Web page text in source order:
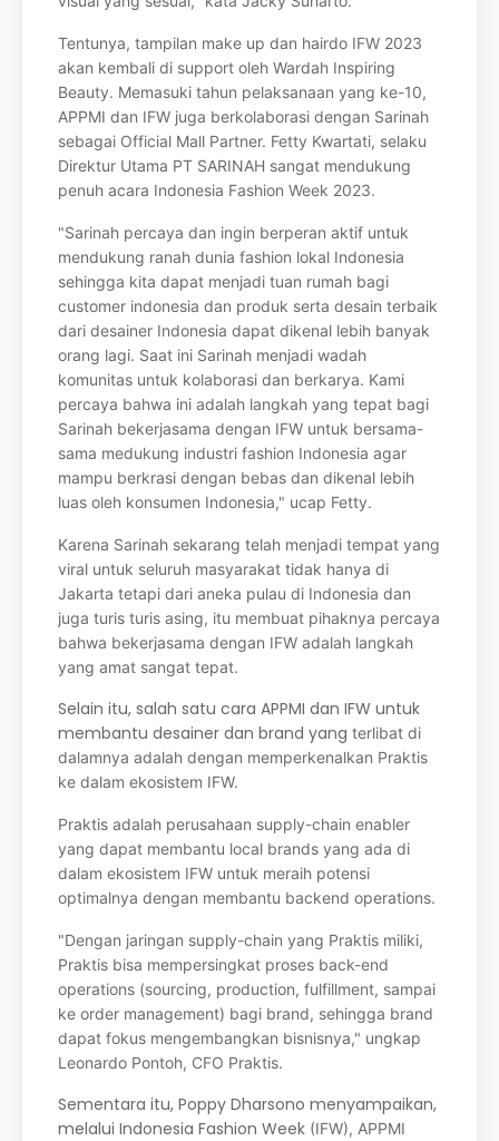
Tentunya, tampilan make up dan hairdo IFW 2023
akan kembali di support oleh Wardah Inspiring
Beauty. Memasuki tahun pelaksanaan yang ke-10,
APPMI dan IFW juga berkolaborasi dengan Sarinah
sebagai Official Mall Partner. Fetty Kwartati, selaku
Direktur Utama PT SARINAH sangat mendukung
penuh acara Indonesia Fashion Week 2023.
"Sarinah percaya dan ingin berperan aktif untuk
mendukung ranah dunia fashion lokal Indonesia
sehingga kita dapat menjadi tuan rumah bagi
customer indonesia dan produk serta desain terbaik
dari desainer Indonesia dapat dikenal lebih banyak
orang lagi. Saat ini Sarinah menjadi wadah
komunitas untuk kolaborasi dan berkarya. Kami
percaya bahwa ini adalah langkah yang tepat bagi
Sarinah bekerjasama dengan IFW untuk bersama-
sama medukung industri fashion Indonesia agar
mampu berkrasi dengan bebas dan dikenal lebih
luas oleh konsumen Indonesia," ucap Fetty.
Karena Sarinah sekarang telah menjadi tempat yang
viral untuk seluruh masyarakat tidak hanya di
Jakarta tetapi dari aneka pulau di Indonesia dan
juga turis turis asing, itu membuat pihaknya percaya
bahwa bekerjasama dengan IFW adalah langkah
yang amat sangat tepat.
Selain itu, salah satu cara APPMI dan IFW untuk
membantu desainer dan brand yang terlibat di
dalamnya adalah dengan memperkenalkan Praktis
ke dalam ekosistem IFW.
Praktis adalah perusahaan supply-chain enabler
yang dapat membantu local brands yang ada di
dalam ekosistem IFW untuk meraih potensi
optimalnya dengan membantu backend operations.
"Dengan jaringan supply-chain yang Praktis miliki,
Praktis bisa mempersingkat proses back-end
operations (sourcing, production, fulfillment, sampai
ke order management) bagi brand, sehingga brand
dapat fokus mengembangkan bisnisnya," ungkap
Leonardo Pontoh, CFO Praktis.
Sementara itu, Poppy Dharsono menyampaikan,
melalui Indonesia Fashion Week (IFW), APPMI